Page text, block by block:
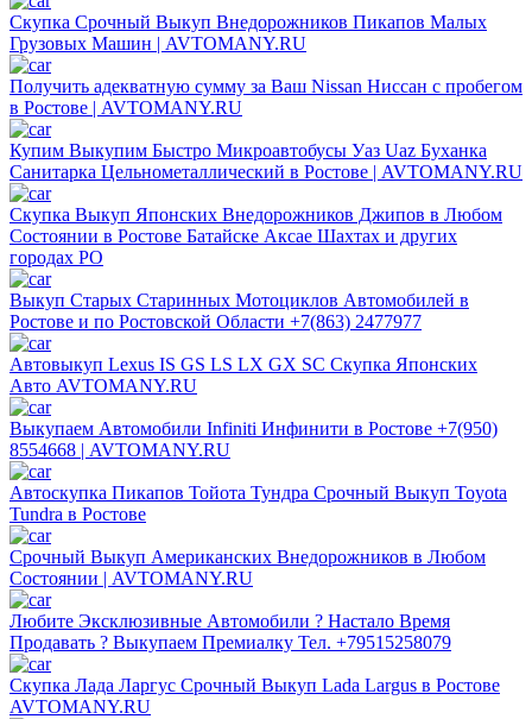
Скупка Срочный Выкуп Внедорожников Пикапов Малых
Грузовых Машин | AVTOMANY.RU
Получить адекватную сумму за Ваш Nissan Ниссан с пробегом
в Ростове | AVTOMANY.RU
Купим Выкупим Быстро Микроавтобусы Уаз Uaz Буханка
Санитарка Цельнометаллический в Ростове | AVTOMANY.RU
Скупка Выкуп Японских Внедорожников Джипов в Любом
Состоянии в Ростове Батайске Аксае Шахтах и других
городах РО
Выкуп Старых Старинных Мотоциклов Автомобилей в
Ростове и по Ростовской Области +7(863) 2477977
Автовыкуп Lexus IS GS LS LX GX SC Скупка Японских
Авто AVTOMANY.RU
Выкупаем Автомобили Infiniti Инфинити в Ростове +7(950)
8554668 | AVTOMANY.RU
Автоскупка Пикапов Тойота Тундра Срочный Выкуп Toyota
Tundra в Ростове
Срочный Выкуп Американских Внедорожников в Любом
Состоянии | AVTOMANY.RU
Любите Эксклюзивные Автомобили ? Настало Время
Продавать ? Выкупаем Премиалку Тел. +79515258079
Скупка Лада Ларгус Срочный Выкуп Lada Largus в Ростове
AVTOMANY.RU